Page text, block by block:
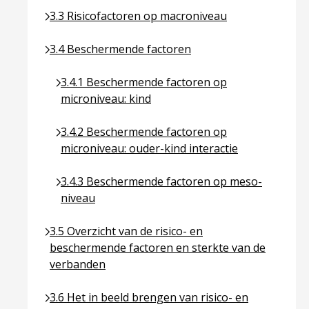
3.3 Risicofactoren op macroniveau
Ga naar pagina over 3.3 Risicofactoren op
3.4 Beschermende factoren
Ga naar pagina over 3.4 Beschermende factoren
3.4.1 Beschermende factoren op
microniveau: kind
Ga naar pagina over 3.4.1 Beschermende
3.4.2 Beschermende factoren op
microniveau: ouder-kind interactie
Ga naar pagina over 3.4.2 Beschermende
3.4.3 Beschermende factoren op meso-
niveau
Ga naar pagina over 3.4.3 Beschermende
3.5 Overzicht van de risico- en
beschermende factoren en sterkte van de
verbanden
Ga naar pagina over 3.5 Overzicht van de risico-
3.6 Het in beeld brengen van risico- en
Ga naar pagina over 3.6 Het in beeld brengen van